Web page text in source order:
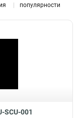
8
популярности
SCU-001